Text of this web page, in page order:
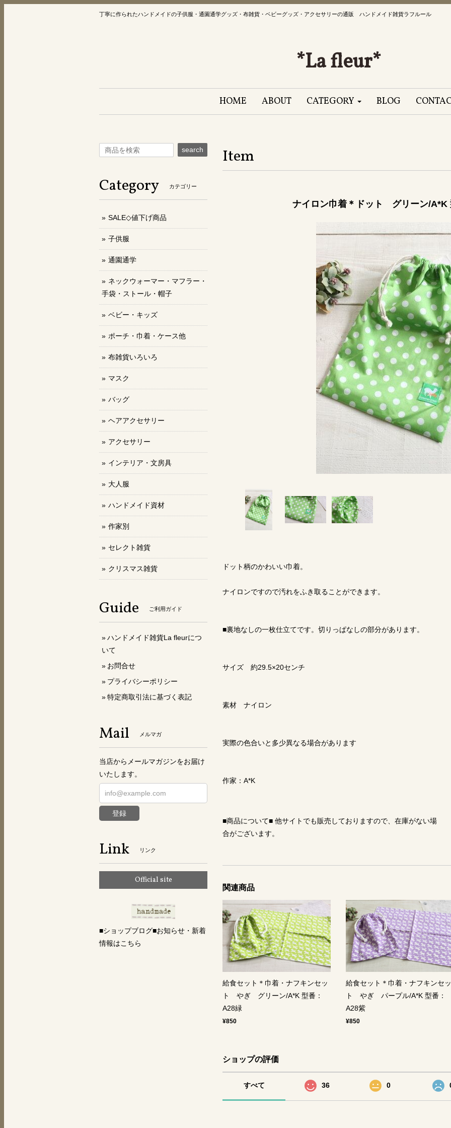
丁寧に作られたハンドメイドの子供服・通園通学グッズ・布雑貨・ベビーグッズ・アクセサリーの通販 ハンドメイド雑貨ラフルール
*La fleur*
HOME ABOUT CATEGORY BLOG
Item
ナイロン巾着＊ドット グリーン/A*K
ドット柄のかわいい巾着。
ナイロンですので汚れをふき取ることができます。
■裏地なしの一枚仕立てです。切りっぱなしの部分があります。
サイズ 約29.5×20センチ
素材 ナイロン
実際の色合いと多少異なる場合があります
作家：A*K
■商品について■ 他サイトでも販売しておりますので、在庫がない場
合がございます。
関連商品
給食セット＊巾着・ナフキンセッ
ト やぎ グリーン/A*K 型番：
A28緑
¥850
給食セット＊巾着・ナフキンセッ
ト やぎ パープル/A*K 型番：
A28紫
¥850
ショップの評価
すべて 36 0
search
Category カテゴリー
SALE◇値下げ商品
子供服
通園通学
ネックウォーマー・マフラー・
手袋・ストール・帽子
ベビー・キッズ
ポーチ・巾着・ケース他
布雑貨いろいろ
マスク
バッグ
ヘアアクセサリー
アクセサリー
インテリア・文房具
大人服
ハンドメイド資材
作家別
セレクト雑貨
クリスマス雑貨
Guide ご利用ガイド
ハンドメイド雑貨La fleurにつ
いて
お問合せ
プライバシーポリシー
特定商取引法に基づく表記
Mail メルマガ
当店からメールマガジンをお届け
いたします。
登録
Link リンク
Official site
■ショップブログ■お知らせ・新着
情報はこちら